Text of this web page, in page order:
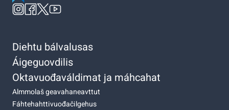
Diehtu bálvalusas
Áigeguovdilis
Oktavuođaváldimat ja máhcahat
Almmolaš geavahaneavttut
Fáhtehahttivuođačilgehus